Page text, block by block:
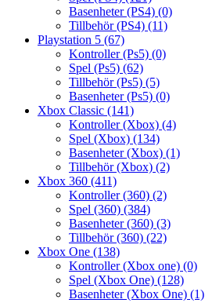
Basenheter (PS4) (0)
Tillbehör (PS4) (11)
Playstation 5 (67)
Kontroller (Ps5) (0)
Spel (Ps5) (62)
Tillbehör (Ps5) (5)
Basenheter (Ps5) (0)
Xbox Classic (141)
Kontroller (Xbox) (4)
Spel (Xbox) (134)
Basenheter (Xbox) (1)
Tillbehör (Xbox) (2)
Xbox 360 (411)
Kontroller (360) (2)
Spel (360) (384)
Basenheter (360) (3)
Tillbehör (360) (22)
Xbox One (138)
Kontroller (Xbox one) (0)
Spel (Xbox One) (128)
Basenheter (Xbox One) (1)